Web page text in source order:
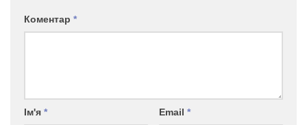
Коментар *
Ім'я * Email *